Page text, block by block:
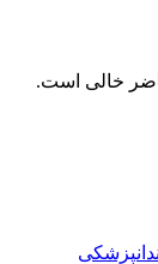
خالی است.